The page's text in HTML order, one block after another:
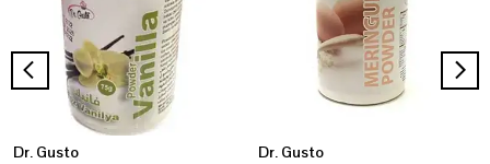
Dr. Gusto Dr. Gusto